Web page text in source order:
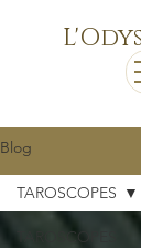
Blog
TAROSCOPES
TAROSCOPES